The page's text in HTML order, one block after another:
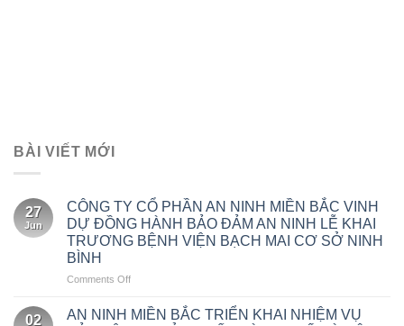
BÀI VIẾT MỚI
27
Jun
CÔNG TY CỔ PHẦN AN NINH MIỀN BẮC VINH
DỰ ĐỒNG HÀNH BẢO ĐẢM AN NINH LỄ KHAI
TRƯƠNG BỆNH VIỆN BẠCH MAI CƠ SỞ NINH
BÌNH
Comments Offon
TY
02
AN NINH MIỀN BẮC TRIỂN KHAI NHIỆM VỤ